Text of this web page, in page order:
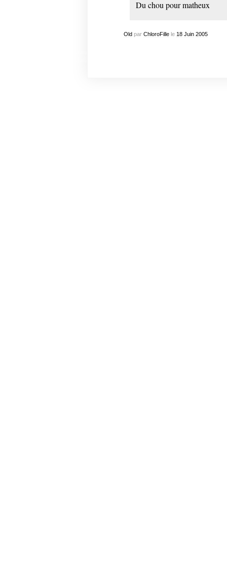
Du chou pour matheux
Oldpar ChloroFillele 18 Juin 2005